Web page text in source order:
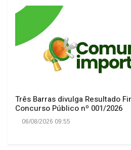
Três Barras divulga Resultado
Concurso Público nº 001/2026
06/08/2026 09:55